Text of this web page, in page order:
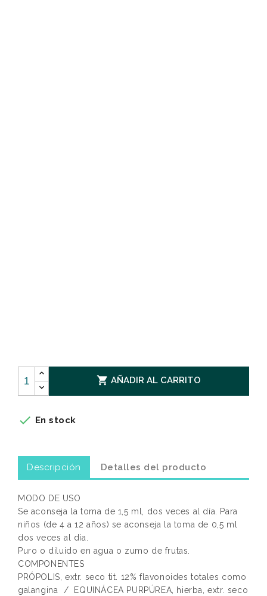
 AÑADIR AL CARRITO
 En stock
Descripción Detalles del producto
MODO DE USO
Se aconseja la toma de 1,5 ml, dos veces al día. Para
niños (de 4 a 12 años) se aconseja la toma de 0,5 ml
dos veces al día.
Puro o diluido en agua o zumo de frutas.
COMPONENTES
PRÓPOLIS, extr. seco tit. 12% flavonoides totales como
galangina / EQUINÁCEA PURPÚREA, hierba, extr. seco